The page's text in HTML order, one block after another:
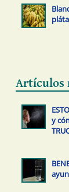
Artículos
y